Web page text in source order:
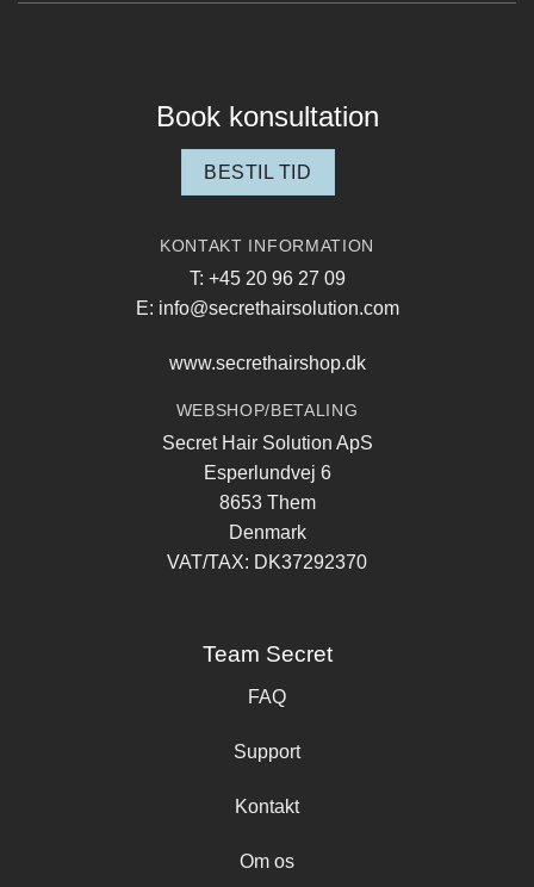
Book konsultation
BESTIL TID
KONTAKT INFORMATION
T: +45 20 96 27 09
E: info@secrethairsolution.com
www.secrethairshop.dk
WEBSHOP/BETALING
Secret Hair Solution ApS
Esperlundvej 6
8653 Them
Denmark
VAT/TAX: DK37292370
Team Secret
FAQ
Support
Kontakt
Om os